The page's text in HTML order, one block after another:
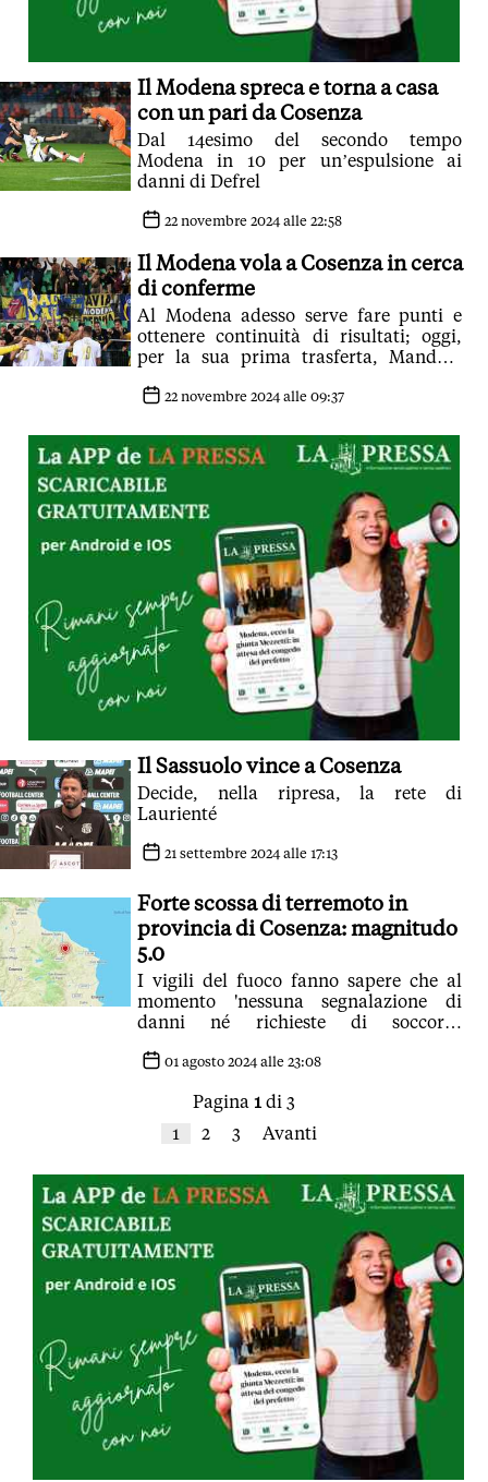
Il Modena spreca e torna a casa
con un pari da Cosenza
Dal 14esimo del secondo tempo
Modena in 10 per un’espulsione ai
danni di Defrel
22 novembre 2024 alle 22:58
Il Modena vola a Cosenza in cerca
di conferme
Al Modena adesso serve fare punti e
ottenere continuità di risultati; oggi,
per la sua prima trasferta, Mandelli
recuperati
22 novembre 2024 alle 09:37
Il Sassuolo vince a Cosenza
Decide, nella ripresa, la rete di
Laurienté
21 settembre 2024 alle 17:13
Forte scossa di terremoto in
provincia di Cosenza: magnitudo
5.0
I vigili del fuoco fanno sapere che al
momento 'nessuna segnalazione di
danni né richieste di soccorso
verifiche'
01 agosto 2024 alle 23:08
Pagina 1 di 3
1
2 3 Avanti